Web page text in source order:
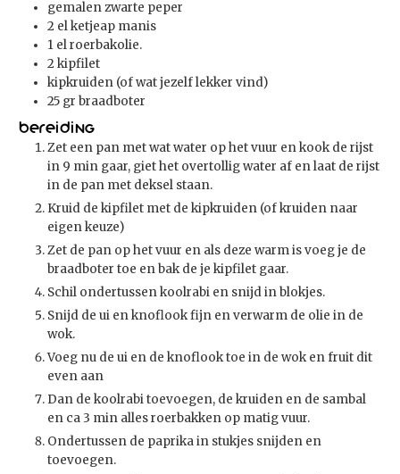
gemalen zwarte peper
2 elketjeap manis
1 elroerbakolie.
2 kipfilet
kipkruiden (of wat jezelf lekker vind)
25 grbraadboter
Bereiding
Zet een pan met wat water op het vuur en kook de rijst
in 9 min gaar, giet het overtollig water af en laat de rijst
in de pan met deksel staan.
Kruid de kipfilet met de kipkruiden (of kruiden naar
eigen keuze)
Zet de pan op het vuur en als deze warm is voeg je de
braadboter toe en bak de je kipfilet gaar.
Schil ondertussen koolrabi en snijd in blokjes.
Snijd de ui en knoflook fijn en verwarm de olie in de
wok.
Voeg nu de ui en de knoflook toe in de wok en fruit dit
even aan
Dan de koolrabi toevoegen, de kruiden en de sambal
en ca 3 min alles roerbakken op matig vuur.
Ondertussen de paprika in stukjes snijden en
toevoegen.